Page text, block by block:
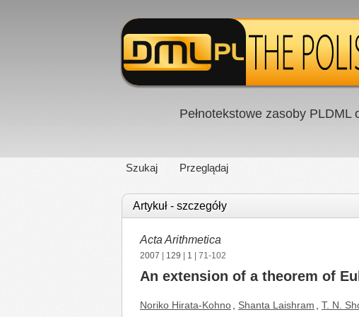
Pełnotekstowe zasoby
Szukaj Przeglądaj
Artykuł - szczegóły
Acta Arithmetica
2007 129 1 | 71-102
An extension of a theorem of
Noriko Hirata-Kohno Shanta Laishram T. N.